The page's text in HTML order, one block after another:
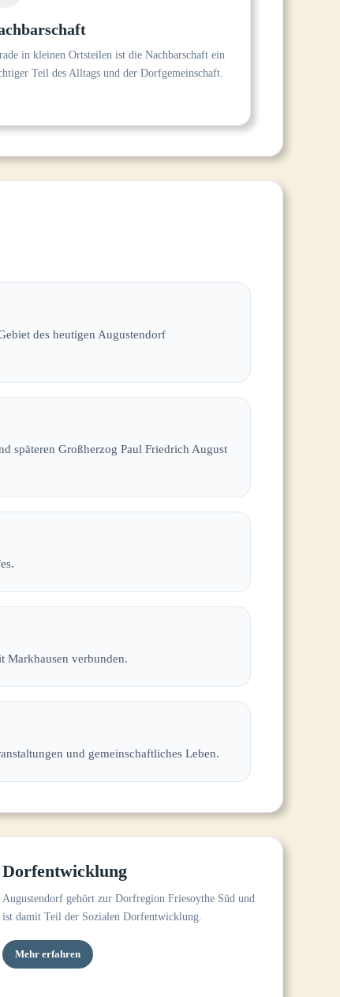
in kleinen Ortsteilen ist die Nachbarschaft ein
Teil des Alltags und der Dorfgemeinschaft.
des heutigen Augustendorf
späteren Großherzog Paul Friedrich August
Markhausen verbunden.
und gemeinschaftliches Leben.
Dorfentwicklung
Augustendorf gehört zur Dorfregion Friesoythe Süd und
ist damit Teil der Sozialen Dorfentwicklung.
Mehr erfahren